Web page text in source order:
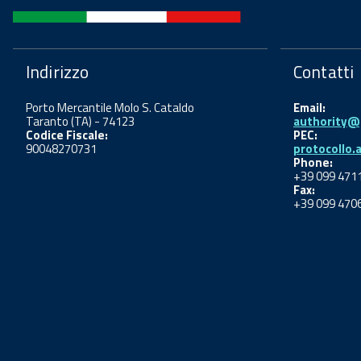
Indirizzo
Porto Mercantile Molo S. Cataldo
Taranto (TA) - 74123
Codice Fiscale:
90048270731
Contatti
Email:
PEC:
Phone:
+39 099
Fax:
+39 099